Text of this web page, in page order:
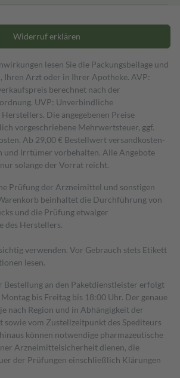
Widerruf erklären
lesen Sie die Packungsbeilage und
Ihren Arzt oder in Ihrer Apotheke. AVP:
berechnet nach der
UVP: Unverbindliche
Die angegebenen Preise
vorgeschriebene Mehrwertsteuer, ggf.
Ab 29,00 € Bestell­wert versand­kosten­
und Irrtümer vorbehalten. Alle Angebote
solange der Vorrat reicht.
Prüfung der Arzneimittel und sonstigen
beinhaltet die Durchführung von
und die Prüfung etwaiger
des Herstellers.
verwenden. Vor Gebrauch stets Etikett
lesen.
Bestellung an den Paketdienstleister erfolgt
bis Freitag bis 18:00 Uhr. Der genaue
nach Region und in Abhängigkeit der
vom Zustellzeitpunkt des Spediteurs
können notwendige pharmazeutische
Arzneimittelsicherheit dienen, die
der Prüfungen einschließlich Klärungen